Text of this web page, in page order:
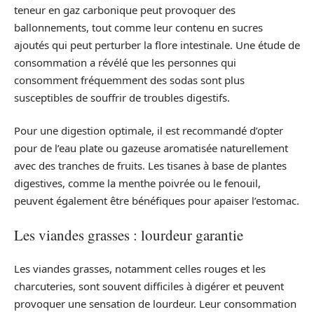
teneur en gaz carbonique peut provoquer des
ballonnements, tout comme leur contenu en sucres
ajoutés qui peut perturber la flore intestinale. Une étude de
consommation a révélé que les personnes qui
consomment fréquemment des sodas sont plus
susceptibles de souffrir de troubles digestifs.
Pour une digestion optimale, il est recommandé d’opter
pour de l’eau plate ou gazeuse aromatisée naturellement
avec des tranches de fruits. Les tisanes à base de plantes
digestives, comme la menthe poivrée ou le fenouil,
peuvent également être bénéfiques pour apaiser l’estomac.
Les viandes grasses : lourdeur garantie
Les viandes grasses, notamment celles rouges et les
charcuteries, sont souvent difficiles à digérer et peuvent
provoquer une sensation de lourdeur. Leur consommation